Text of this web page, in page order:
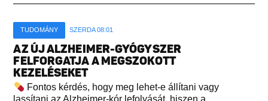
TUDOMÁNY SZERDA 08:01
AZ ÚJ ALZHEIMER-GYÓGYSZER
FELFORGATJA A MEGSZOKOTT
KEZELÉSEKET
Fontos kérdés, hogy meg lehet-e állítani vagy
lassítani az Alzheimer-kór lefolyását, hiszen a